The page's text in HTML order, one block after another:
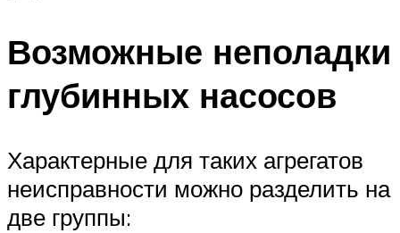
Возможные неполадки
глубинных насосов
Характерные для таких агрегатов
неисправности можно разделить на
две группы: